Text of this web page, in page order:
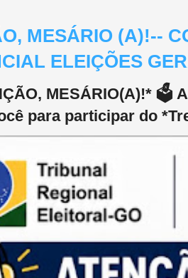
MESÁRIO (A)!--
ELEIÇÕES
MESÁRIO(A)!* 🗳️
para participar do